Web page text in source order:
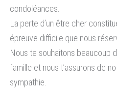
condoléances.
La perte d’un être cher
épreuve difficile que nous
Nous te souhaitons beaucoup
famille et nous t’assurons de
sympathie.